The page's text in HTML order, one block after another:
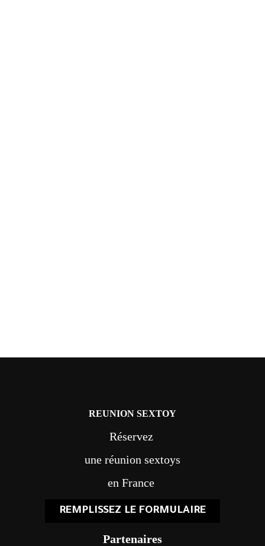
REUNION SEXTOY
Réservez
une réunion sextoys
en France
REMPLISSEZ LE FORMULAIRE
Partenaires